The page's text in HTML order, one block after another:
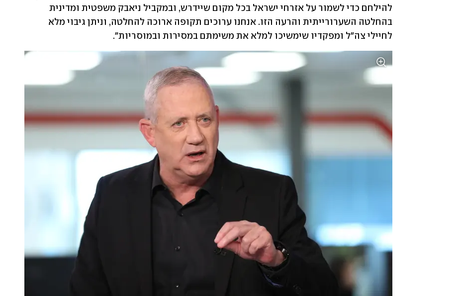
לחיילי צה"ל ומפקדיו שימשיכו למלא את משימתם במסירות ובמוסריות".